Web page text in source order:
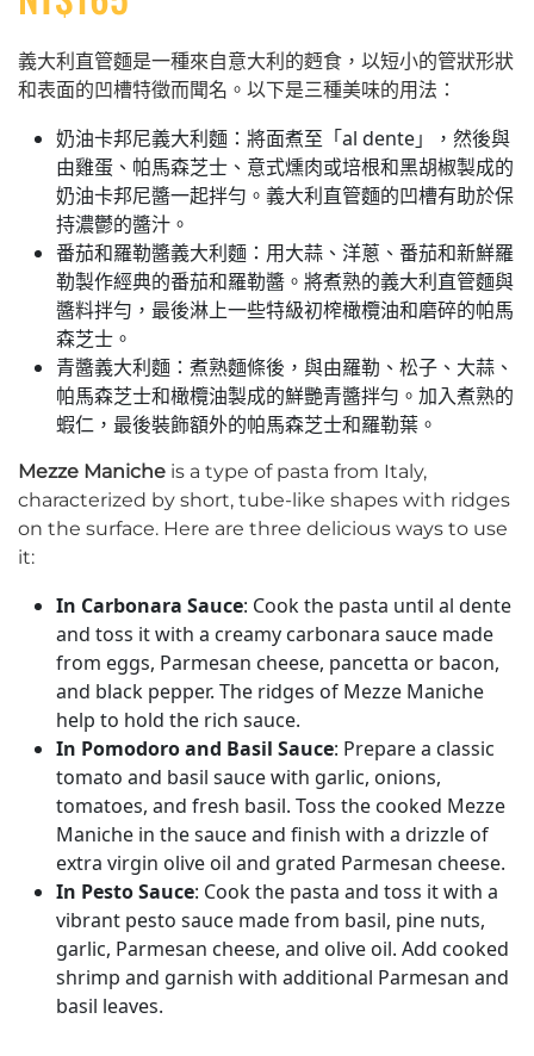
義大利直管麵是一種來自意大利的麪食，以短小的管狀形狀
和表面的凹槽特徵而聞名。以下是三種美味的用法：
奶油卡邦尼義大利麵：將面煮至「al dente」，然後與
由雞蛋、帕馬森芝士、意式燻肉或培根和黑胡椒製成的
奶油卡邦尼醬一起拌勻。義大利直管麵的凹槽有助於保
持濃鬱的醬汁。
番茄和羅勒醬義大利麵：用大蒜、洋蔥、番茄和新鮮羅
勒製作經典的番茄和羅勒醬。將煮熟的義大利直管麵與
醬料拌勻，最後淋上一些特級初榨橄欖油和磨碎的帕馬
森芝士。
青醬義大利麵：煮熟麵條後，與由羅勒、松子、大蒜、
帕馬森芝士和橄欖油製成的鮮艷青醬拌勻。加入煮熟的
蝦仁，最後裝飾額外的帕馬森芝士和羅勒葉。
Mezze Maniche is a type of pasta from Italy,
characterized by short, tube-like shapes with ridges
on the surface. Here are three delicious ways to use
it:
In Carbonara Sauce: Cook the pasta until al dente
and toss it with a creamy carbonara sauce made
from eggs, Parmesan cheese, pancetta or bacon,
and black pepper. The ridges of Mezze Maniche
help to hold the rich sauce.
In Pomodoro and Basil Sauce: Prepare a classic
tomato and basil sauce with garlic, onions,
tomatoes, and fresh basil. Toss the cooked Mezze
Maniche in the sauce and finish with a drizzle of
extra virgin olive oil and grated Parmesan cheese.
In Pesto Sauce: Cook the pasta and toss it with a
vibrant pesto sauce made from basil, pine nuts,
garlic, Parmesan cheese, and olive oil. Add cooked
shrimp and garnish with additional Parmesan and
basil leaves.